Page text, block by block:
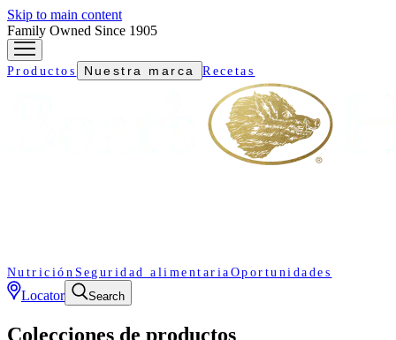
Skip to main content
Family Owned Since 1905
Productos Nuestra marca Recetas
Nutrición Seguridad alimentaria Oportunidades
Locator Search
Colecciones de productos